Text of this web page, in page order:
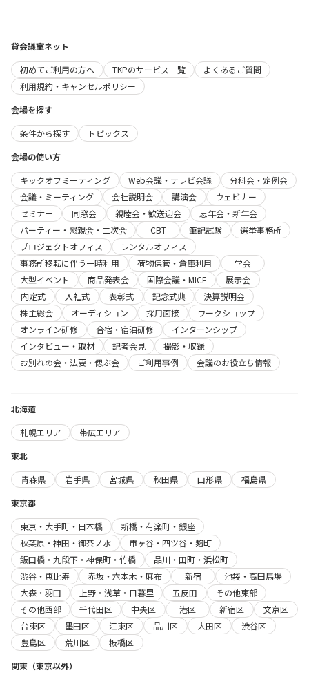
貸会議室ネット
初めてご利用の方へ
TKPのサービス一覧
よくあるご質問
利用規約・キャンセルポリシー
会場を探す
条件から探す
トピックス
会場の使い方
キックオフミーティング
Web会議・テレビ会議
分科会・定例会
会議・ミーティング
会社説明会 講演会
ウェビナー
セミナー
同窓会 親睦会・歓送迎会
忘年会・新年会
パーティー・懇親会・二次会
CBT 筆記試験
選挙事務所
プロジェクトオフィス
レンタルオフィス
事務所移転に伴う一時利用
荷物保管・倉庫利用
学会
大型イベント
商品発表会 国際会議・MICE
展示会
内定式
入社式 表彰式 記念式典
決算説明会
株主総会
オーディション 採用面接
ワークショップ
オンライン研修
合宿・宿泊研修
インターンシップ
インタビュー・取材
記者会見
撮影・収録
お別れの会・法要・偲ぶ会
ご利用事例 会議のお役立ち情報
北海道
札幌エリア
帯広エリア
東北
青森県
岩手県 宮城県 秋田県 山形県
福島県
東京都
東京・大手町・日本橋
新橋・有楽町・銀座
秋葉原・神田・御茶ノ水
市ヶ谷・四ツ谷・麹町
飯田橋・九段下・神保町・竹橋
品川・田町・浜松町
渋谷・恵比寿
赤坂・六本木・麻布 新宿
池袋・高田馬場
大森・羽田
上野・浅草・日暮里 五反田
その他東部
その他西部
千代田区 中央区 港区 新宿区
文京区
台東区
墨田区 江東区 品川区 大田区
渋谷区
豊島区
荒川区
板橋区
関東（東京以外）